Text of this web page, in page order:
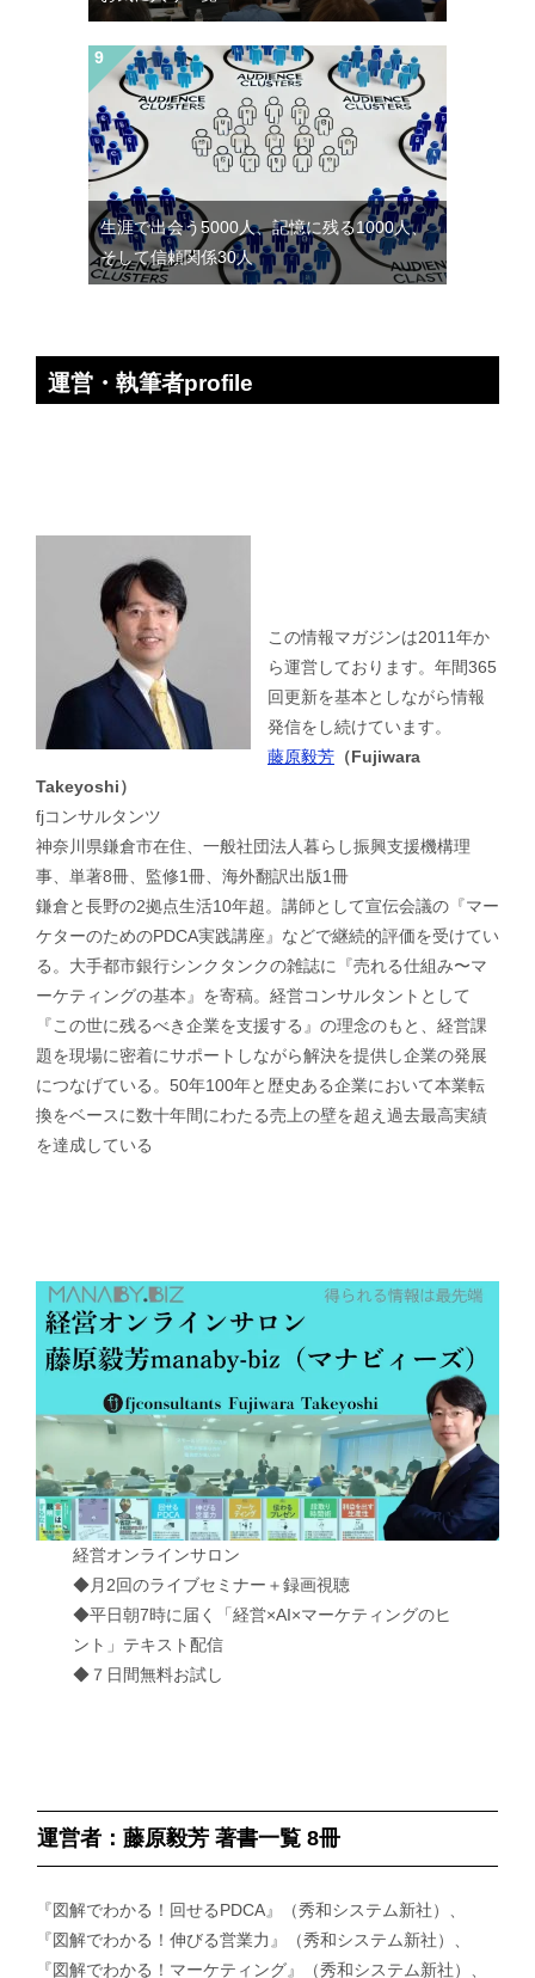
生涯で出会う5000人、記憶に残る1000人、
そして信頼関係30人
運営・執筆者profile
この情報マガジンは2011年か
ら運営しております。年間365
回更新を基本としながら情報
発信をし続けています。
藤原毅芳 （Fujiwara
Takeyoshi）
fjコンサルタンツ
神奈川県鎌倉市在住、一般社団法人暮らし振興支援機構理
事、単著8冊、監修1冊、海外翻訳出版1冊
鎌倉と長野の2拠点生活10年超。講師として宣伝会議の『マー
ケターのためのPDCA実践講座』などで継続的評価を受けてい
る。大手都市銀行シンクタンクの雑誌に『売れる仕組み〜マ
ーケティングの基本』を寄稿。経営コンサルタントとして
『この世に残るべき企業を支援する』の理念のもと、経営課
題を現場に密着にサポートしながら解決を提供し企業の発展
につなげている。50年100年と歴史ある企業において本業転
換をベースに数十年間にわたる売上の壁を超え過去最高実績
を達成している
経営オンラインサロン
◆月2回のライブセミナー＋録画視聴
◆平日朝7時に届く「経営×AI×マーケティングのヒ
ント」テキスト配信
◆７日間無料お試し
運営者：藤原毅芳 著書一覧 8冊
『図解でわかる！回せるPDCA』（秀和システム新社）、
『図解でわかる！伸びる営業力』（秀和システム新社）、
『図解でわかる！マーケティング』（秀和システム新社）、